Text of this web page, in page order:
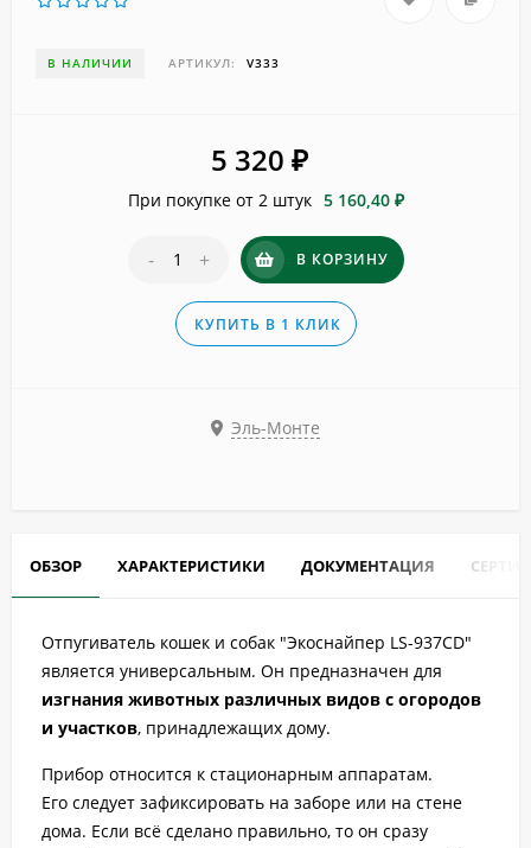
В НАЛИЧИИ АРТИКУЛ: V333
5 320 ₽
При покупке от 2 штук 5 160,40 ₽
- + В КОРЗИНУ
КУПИТЬ В 1 КЛИК
Эль-Монте
ОБЗОР ХАРАКТЕРИСТИКИ ДОКУМЕНТАЦИЯ
Отпугиватель кошек и собак "Экоснайпер LS-937CD"
является универсальным. Он предназначен для
изгнания животных различных видов с огородов
и участков, принадлежащих дому.
Прибор относится к стационарным аппаратам.
Его следует зафиксировать на заборе или на стене
дома. Если всё сделано правильно, то он сразу